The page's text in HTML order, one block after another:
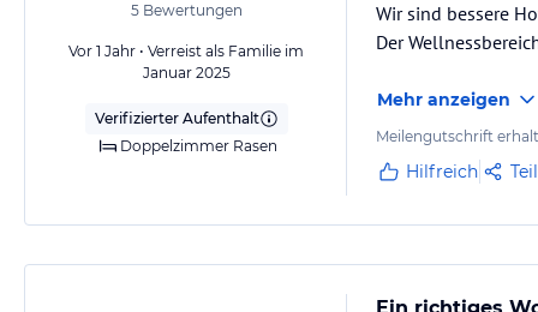
5Bewertungen
Vor 1 Jahr • Verreist als Familie im
Januar 2025
Verifizierter Aufenthalt
Doppelzimmer Rasen
Wir sind bessere
Der
Mehr anzeigen
Meilengutschrift
Hilfreich